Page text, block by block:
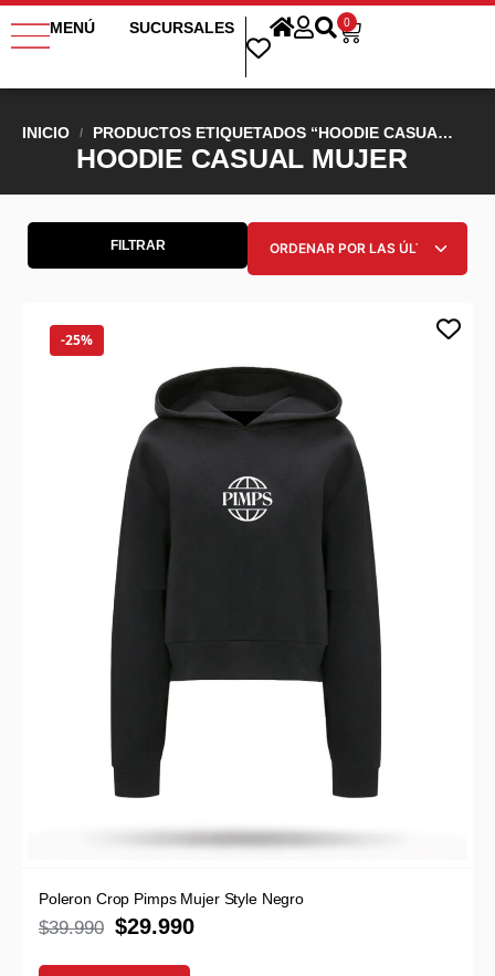
MENÚ SUCURSALES 0
INICIO / PRODUCTOS ETIQUETADOS “HOODIE CASUAL MUJER”
HOODIE CASUAL MUJER
FILTRAR
-25%
Poleron Crop Pimps Mujer Style Negro
$39.990 $29.990